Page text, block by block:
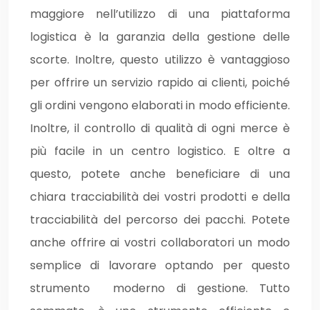
maggiore nell’utilizzo di una piattaforma
logistica è la garanzia della gestione delle
scorte. Inoltre, questo utilizzo è vantaggioso
per offrire un servizio rapido ai clienti, poiché
gli ordini vengono elaborati in modo efficiente.
Inoltre, il controllo di qualità di ogni merce è
più facile in un centro logistico. E oltre a
questo, potete anche beneficiare di una
chiara tracciabilità dei vostri prodotti e della
tracciabilità del percorso dei pacchi. Potete
anche offrire ai vostri collaboratori un modo
semplice di lavorare optando per questo
strumento moderno di gestione. Tutto